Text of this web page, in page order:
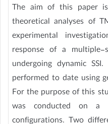
The aim of this paper
theoretical analyses of
experimental
response of a multiple-
undergoing dynamic
performed to date using
For the purpose of this
was conducted on a
configurations. Two